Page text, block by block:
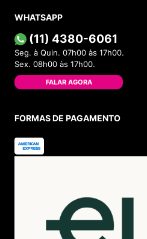
WHATSAPP
(11) 4380-6061
Seg. à Quin. 07h00 às 17h00.
Sex. 08h00 às 17h00.
FALAR AGORA
FORMAS DE PAGAMENTO